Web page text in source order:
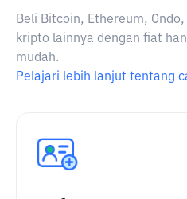
Beli Bitcoin, Ethereum,
kripto lainnya dengan fiat
mudah.
Pelajari lebih lanjut tentang